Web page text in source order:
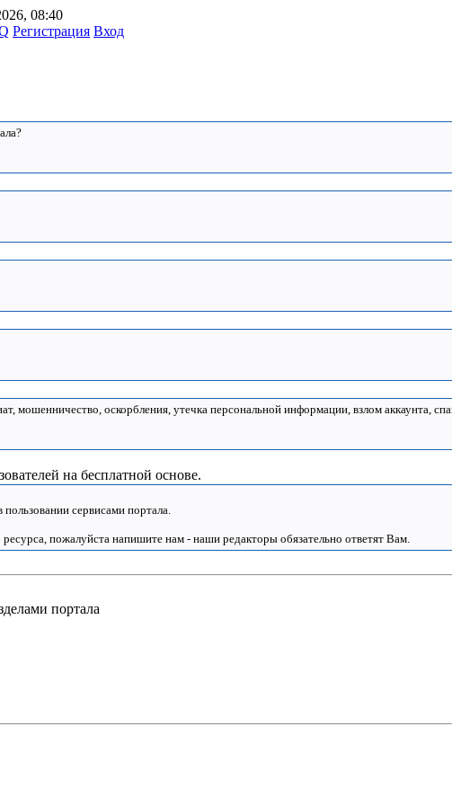
08:40
Регистрация Вход
мошенничество, оскорбления, утечка персональной информации, взлом аккаунта,
на бесплатной основе.
сервисами портала.
пожалуйста напишите нам - наши редакторы обязательно ответят Вам.
портала